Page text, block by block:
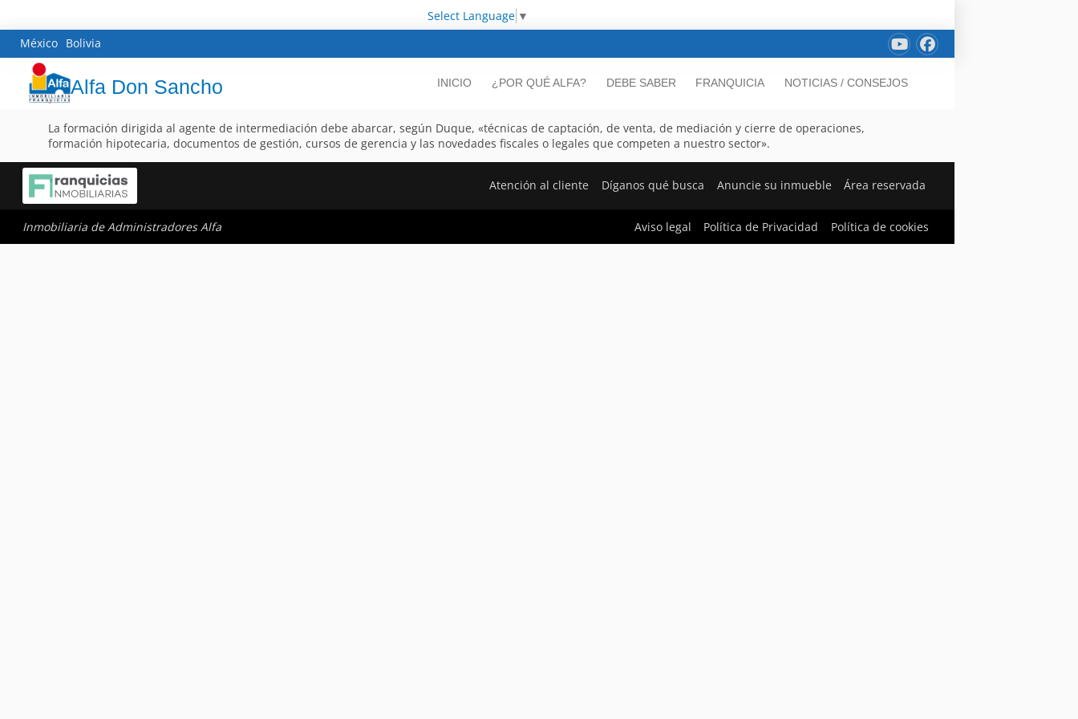
Select Language ▼
México Bolivia
Alfa Don Sancho INICIO ¿POR QUÉ ALFA? DEBE SABER FRANQUICIA NOTICIAS / CONSEJOS
La formación dirigida al agente de intermediación debe abarcar, según Duque, «técnicas de captación, de venta, de mediación y cierre de operaciones,
formación hipotecaria, documentos de gestión, cursos de gerencia y las novedades fiscales o legales que competen a nuestro sector».
Atención al cliente Díganos qué busca Anuncie su inmueble Área reservada
Inmobiliaria de Administradores Alfa Aviso legal Política de Privacidad Política de cookies